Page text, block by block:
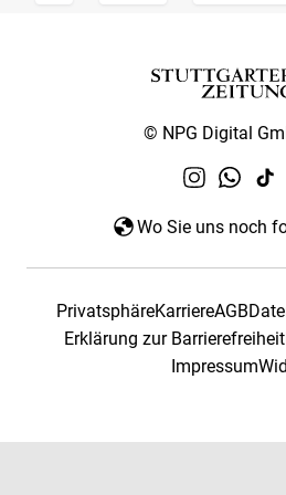
© NPG Digital
Wo Sie uns noch
PrivatsphäreKarriereAGB
Erklärung zur Barrierefreiheit
Impressum